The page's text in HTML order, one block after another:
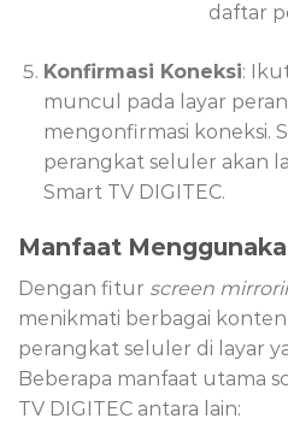
daftar
Konfirmasi Koneksi:
muncul pada layar
mengonfirmasi koneksi.
perangkat seluler akan
Smart TV DIGITEC.
Manfaat
Dengan fitur screen
menikmati berbagai
perangkat seluler di layar
Beberapa manfaat utama
TV DIGITEC antara lain: